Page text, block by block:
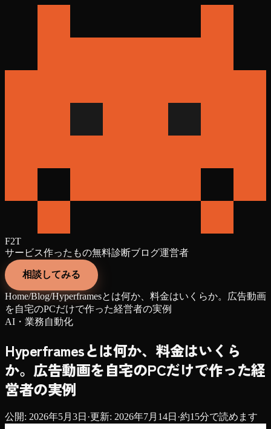
F2T
サービス作ったもの無料診断ブログ運営者
相談してみる
Home/Blog/Hyperframesとは何か、料金はいくらか。広告動画
を自宅のPCだけで作った経営者の実例
AI・業務自動化
Hyperframesとは何か、料金はいくら
か。広告動画を自宅のPCだけで作った経
営者の実例
公開: 2026年5月3日 ·更新: 2026年7月14日 ·約15分で読めます